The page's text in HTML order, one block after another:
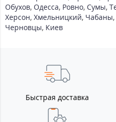
Обухов, Одесса, Ровно, Сумы,
Херсон, Хмельницкий, Чабаны,
Черновцы, Киев
Быстрая доставка